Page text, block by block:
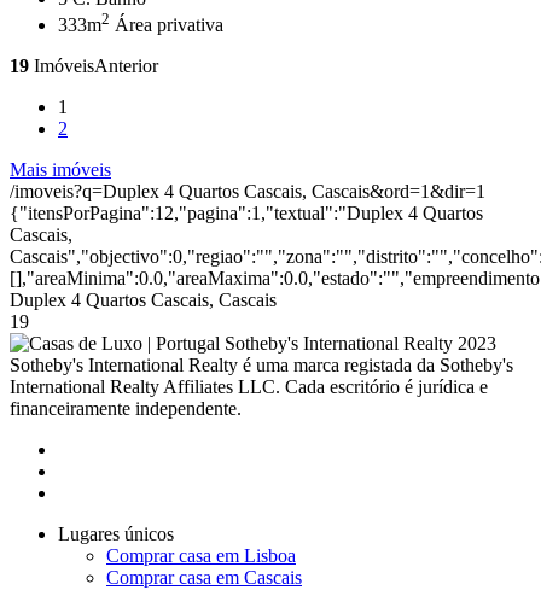
333m2 Área privativa
19 ImóveisAnterior
1
2
Mais imóveis
/imoveis?q=Duplex 4 Quartos Cascais, Cascais&ord=1&dir=1
{"itensPorPagina":12,"pagina":1,"textual":"Duplex 4 Quartos
Cascais,
Duplex 4 Quartos Cascais, Cascais
19
2023
Sotheby's International Realty é uma marca registada da Sotheby's
International Realty Affiliates LLC. Cada escritório é jurídica e
financeiramente independente.
Lugares únicos
Comprar casa em Lisboa
Comprar casa em Cascais